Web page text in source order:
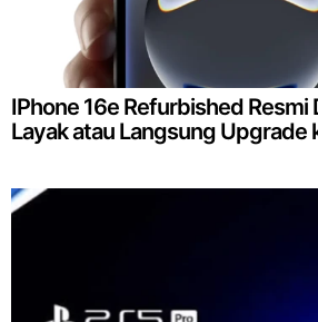
IPhone 16e Refurbished Resmi
Layak atau Langsung Upgrade